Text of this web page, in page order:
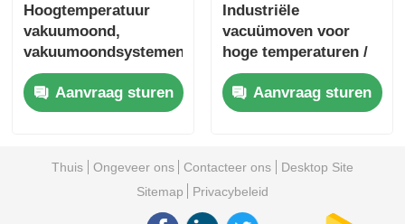
Hoogtemperatuur
vakuumoond,
vakuumoondsystemen
voor harde legeringen
Aanvraag sturen
Industriële
vacuümoven voor
hoge temperaturen /
Vacuümhardingsoven
StabielAanvraag sturen
Thuis Ongeveer ons Contacteer ons
Desktop Site
Sitemap
Privacybeleid